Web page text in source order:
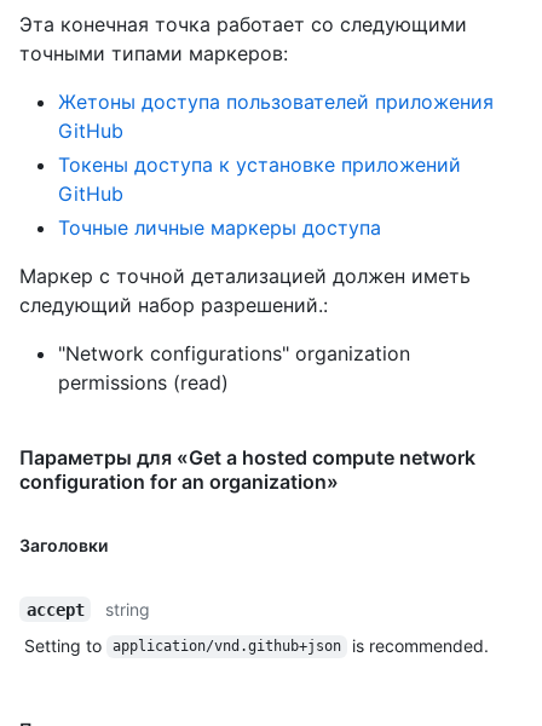
Эта конечная точка работает со следующими
точными типами маркеров:
Жетоны доступа пользователей приложения
GitHub
Токены доступа к установке приложений
GitHub
Точные личные маркеры доступа
Маркер с точной детализацией должен иметь
следующий набор разрешений.:
"Network configurations" organization
permissions (read)
Параметры для «Get a hosted compute network
configuration for an organization»
Заголовки
accept
string
Setting to
application/vnd.github+json is recommended.